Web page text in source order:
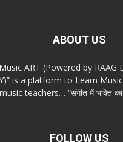
ABOUT US
ART (Powered by RAAG
is a platform to Learn
teachers… “संगीत में भक्ति का
FOLLOW US